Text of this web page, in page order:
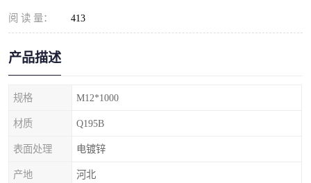
阅 读 量： 413
产品描述
规格 M12*1000
材质 Q195B
表面处理 电镀锌
产地 河北